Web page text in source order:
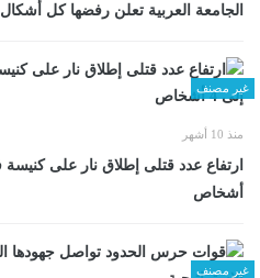
الجامعة العربية تعلن رفضها كل أشكال
غير مصنف
منذ 10 أشهر
أشخاص
غير مصنف